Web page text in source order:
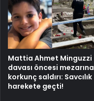
Mattia Ahmet Minguzzi
davası öncesi mezarına
korkunç saldırı: Savcılık
harekete geçti!